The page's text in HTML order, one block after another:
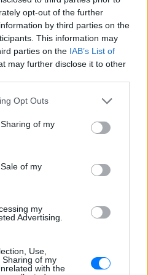
opt-out of the further
by third parties on the
This information may
parties on the IAB’s List of
may further disclose it to other
Opt Outs
of my
of my
my
Advertising.
Use,
of my
with the
η Dido; Η
που πούλησε 40